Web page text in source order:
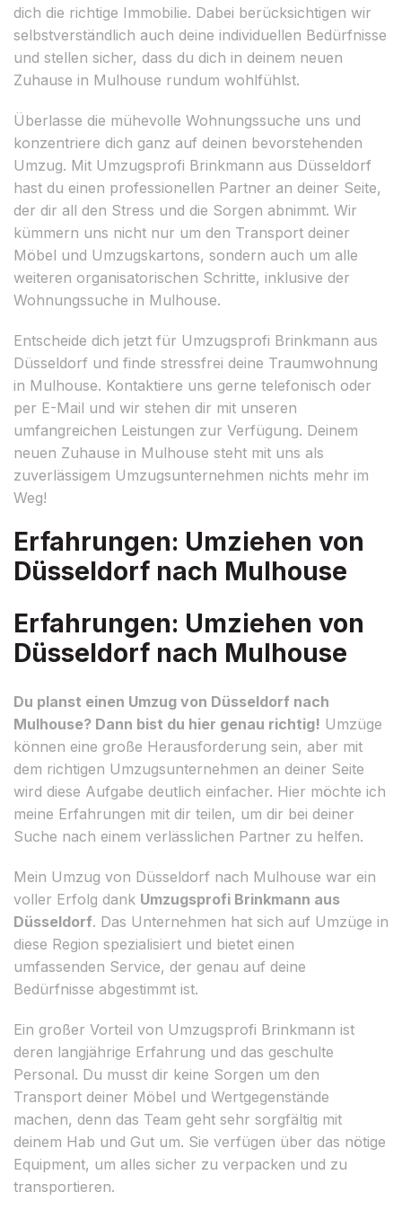
dich die richtige Immobilie. Dabei berücksichtigen wir
selbstverständlich auch deine individuellen Bedürfnisse
und stellen sicher, dass du dich in deinem neuen
Zuhause in Mulhouse rundum wohlfühlst.
Überlasse die mühevolle Wohnungssuche uns und
konzentriere dich ganz auf deinen bevorstehenden
Umzug. Mit Umzugsprofi Brinkmann aus Düsseldorf
hast du einen professionellen Partner an deiner Seite,
der dir all den Stress und die Sorgen abnimmt. Wir
kümmern uns nicht nur um den Transport deiner
Möbel und Umzugskartons, sondern auch um alle
weiteren organisatorischen Schritte, inklusive der
Wohnungssuche in Mulhouse.
Entscheide dich jetzt für Umzugsprofi Brinkmann aus
Düsseldorf und finde stressfrei deine Traumwohnung
in Mulhouse. Kontaktiere uns gerne telefonisch oder
per E-Mail und wir stehen dir mit unseren
umfangreichen Leistungen zur Verfügung. Deinem
neuen Zuhause in Mulhouse steht mit uns als
zuverlässigem Umzugsunternehmen nichts mehr im
Weg!
Erfahrungen: Umziehen von
Düsseldorf nach Mulhouse
Erfahrungen: Umziehen von
Düsseldorf nach Mulhouse
Du planst einen Umzug von Düsseldorf nach
Mulhouse? Dann bist du hier genau richtig! Umzüge
können eine große Herausforderung sein, aber mit
dem richtigen Umzugsunternehmen an deiner Seite
wird diese Aufgabe deutlich einfacher. Hier möchte ich
meine Erfahrungen mit dir teilen, um dir bei deiner
Suche nach einem verlässlichen Partner zu helfen.
Mein Umzug von Düsseldorf nach Mulhouse war ein
voller Erfolg dank Umzugsprofi Brinkmann aus
Düsseldorf. Das Unternehmen hat sich auf Umzüge in
diese Region spezialisiert und bietet einen
umfassenden Service, der genau auf deine
Bedürfnisse abgestimmt ist.
Ein großer Vorteil von Umzugsprofi Brinkmann ist
deren langjährige Erfahrung und das geschulte
Personal. Du musst dir keine Sorgen um den
Transport deiner Möbel und Wertgegenstände
machen, denn das Team geht sehr sorgfältig mit
deinem Hab und Gut um. Sie verfügen über das nötige
Equipment, um alles sicher zu verpacken und zu
transportieren.